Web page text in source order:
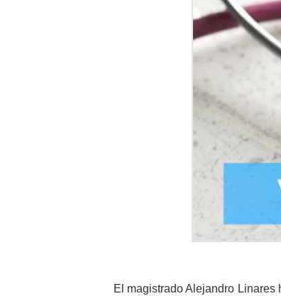
El magistrado Alejandro